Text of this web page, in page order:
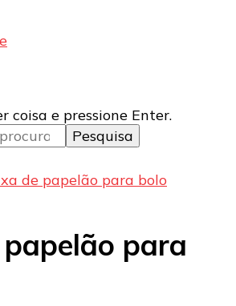
sobre embalagens para pizzas,
Tudo para seu comércio com a
nossos conteúdos!
coisa e pressione Enter.
de papelão para bolo
para